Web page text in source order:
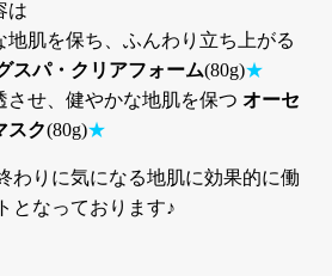
は
地肌を保ち、ふんわり立ち上がる
スパ・クリアフォーム(80g)★
させ、健やかな地肌を保つオーセ
スク(80g)★
わりに気になる地肌に効果的に働
となっております♪